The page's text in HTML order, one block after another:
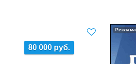
80 000 руб.
Реклама